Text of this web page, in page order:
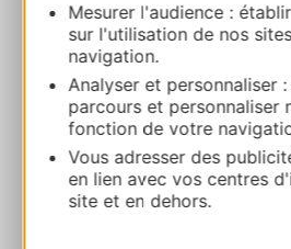
Mesurer l'audience :
sur l'utilisation de nos
navigation.
Analyser et personnaliser
parcours et personnaliser
fonction de votre
Vous adresser des
en lien avec vos centres
site et en dehors.
LOUIS TORREILLES
Port de Carnon 34130
Calcola il tuo percorso
+33 6 28 82 47 71